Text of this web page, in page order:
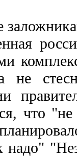
не
что
надо"